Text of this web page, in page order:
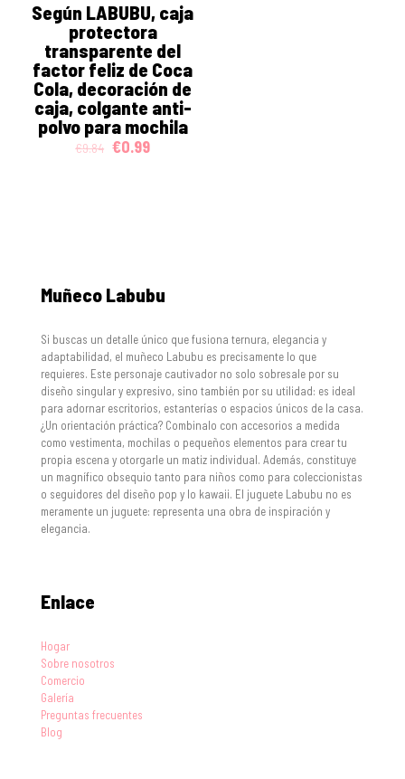
Según LABUBU, caja
protectora
transparente del
factor feliz de Coca
Cola, decoración de
caja, colgante anti-
polvo para mochila
€9.84 Original
€0.99Current
Muñeco Labubu
Si buscas un detalle único que fusiona ternura, elegancia y
adaptabilidad, el muñeco Labubu es precisamente lo que
requieres. Este personaje cautivador no solo sobresale por su
diseño singular y expresivo, sino también por su utilidad: es ideal
para adornar escritorios, estanterías o espacios únicos de la casa.
¿Un orientación práctica? Combinalo con accesorios a medida
como vestimenta, mochilas o pequeños elementos para crear tu
propia escena y otorgarle un matiz individual. Además, constituye
un magnífico obsequio tanto para niños como para coleccionistas
o seguidores del diseño pop y lo kawaii. El juguete Labubu no es
meramente un juguete: representa una obra de inspiración y
elegancia.
Enlace
Hogar
Sobre nosotros
Comercio
Galería
Preguntas frecuentes
Blog